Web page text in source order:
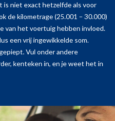
is niet exact hetzelfde als voor
de kilometrage (25.001 – 30.000)
van het voertuig hebben invloed.
een vrij ingewikkelde som.
Vul onder andere
kenteken in, en je weet het in